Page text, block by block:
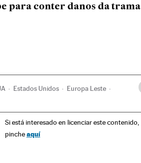
para conter danos da trama
Estados Unidos Europa Leste
Si está interesado en licenciar este contenido,
pincheaquí